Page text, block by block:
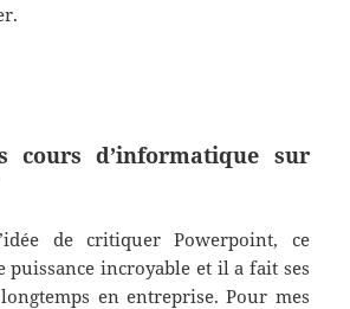
cours d’informatique sur
de critiquer Powerpoint, ce
puissance incroyable et il a fait ses
en entreprise. Pour mes